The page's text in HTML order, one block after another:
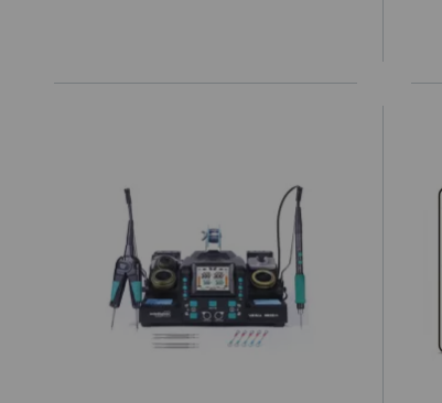
GUÍA DE COMPRA
(+34)
HORARIO de TIENDA:
Lunes a Viernes 09:30h a 20:00h
También atendemos Whatsapp
info@preciosadictos.com